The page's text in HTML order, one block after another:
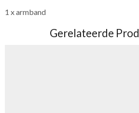
1 x armband
Gerelateerde